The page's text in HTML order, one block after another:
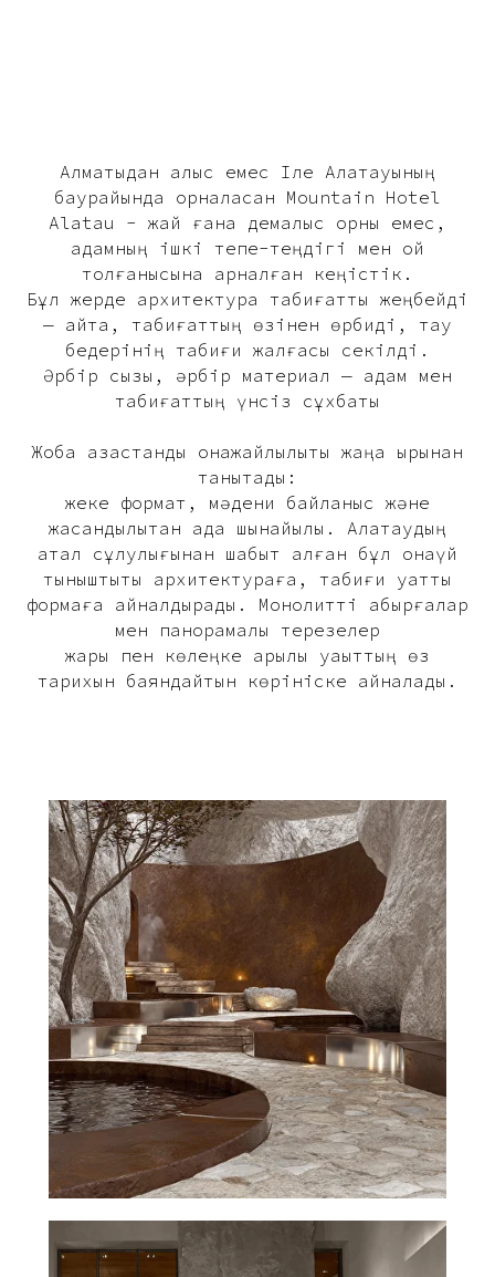
Алматыдан алыс емес Іле Алатауының
баурайында орналасқан Mountain Hotel
Alatau - жай ғана демалыс орны емес,
адамның ішкі тепе-теңдігі мен ой
толғанысына арналған кеңістік.
Бұл жерде архитектура табиғатты жеңбейді
— қайта, табиғаттың өзінен өрбиді, тау
бедерінің табиғи жалғасы секілді.
Әрбір сызық, әрбір материал — адам мен
табиғаттың үнсіз сұхбаты
Жоба қазақстандық қонақжайлылықты жаңа қырынан
танытады:
жеке формат, мәдени байланыс және
жасандылықтан ада шынайылық. Алатаудың
қатал сұлулығынан шабыт алған бұл қонақүй
тыныштықты архитектураға, табиғи қуатты
формаға айналдырады. Монолитті қабырғалар
мен панорамалық терезелер
жарық пен көлеңке арқылы уақыттың өз
тарихын баяндайтын көрініске айналады.